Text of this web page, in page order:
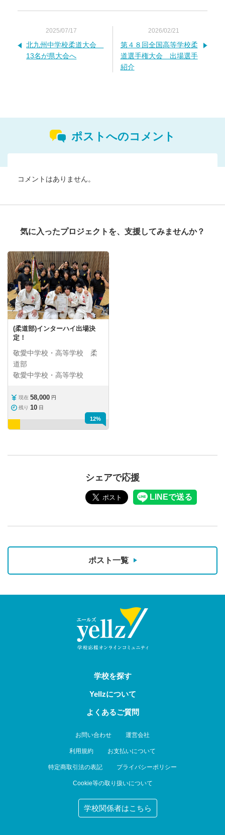
2025/07/17
北九州中学校柔道大会
13名が県大会へ
2026/02/21
第４８回全国高等学校柔
道選手権大会 出場選手
紹介
ポストへのコメント
コメントはありません。
気に入ったプロジェクトを、支援してみませんか？
(柔道部)インターハイ出場決
定！
敬愛中学校・高等学校 柔
道部
敬愛中学校・高等学校
現在 58,000 円
残り 10 日
12%
シェアで応援
ポスト一覧
学校を探す
Yellzについて
よくあるご質問
お問い合わせ 運営会社
利用規約 お支払いについて
特定商取引法の表記 プライバシーポリシー
Cookie等の取り扱いについて
学校関係者はこちら